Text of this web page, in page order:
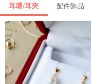
／金屬產品如果有氧化現像
/ 付款後10-15天內寄出 /
/ 謝謝支持我們 /
/ 如有任何關於產品問題，
/ 設計師及品牌簡介 /
耳環/耳夾 配件飾品